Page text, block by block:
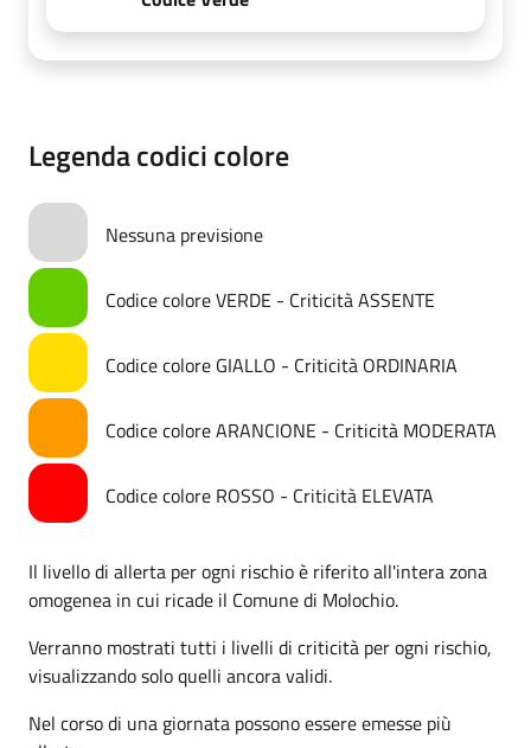
Legenda codici colore
Nessuna previsione
Codice colore VERDE - Criticità ASSENTE
Codice colore GIALLO - Criticità ORDINARIA
Codice colore ARANCIONE - Criticità MODERATA
Codice colore ROSSO - Criticità ELEVATA
Il livello di allerta per ogni rischio è riferito all'intera zona
omogenea in cui ricade il Comune di Molochio.
Verranno mostrati tutti i livelli di criticità per ogni rischio,
visualizzando solo quelli ancora validi.
Nel corso di una giornata possono essere emesse più